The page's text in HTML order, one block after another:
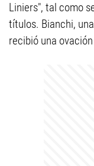
Liniers", tal como
títulos. Bianchi,
recibió una